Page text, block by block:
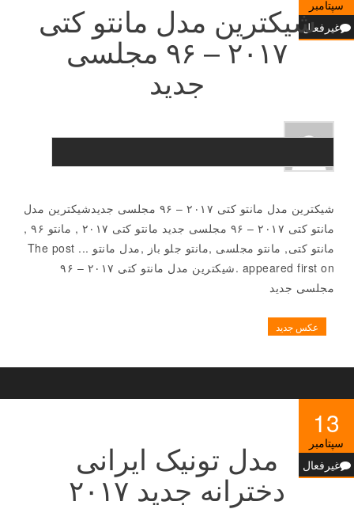
سپتامبر
غیرفعالشیکترین مدل مانتو کتی
۲۰۱۷ – ۹۶ مجلسی
جدید
شیکترین مدل مانتو کتی ۲۰۱۷ – ۹۶ مجلسی جدیدشیکترین مدل
مانتو کتی ۲۰۱۷ – ۹۶ مجلسی جدید مانتو کتی ۲۰۱۷ , مانتو ۹۶ ,
مانتو کتی, مانتو مجلسی ,مانتو جلو باز ,مدل مانتو ... The post
appeared first on .شیکترین مدل مانتو کتی ۲۰۱۷ – ۹۶
مجلسی جدید
عکس جدید
13
سپتامبر
غیرفعال
مدل تونیک ایرانی
دخترانه جدید ۲۰۱۷